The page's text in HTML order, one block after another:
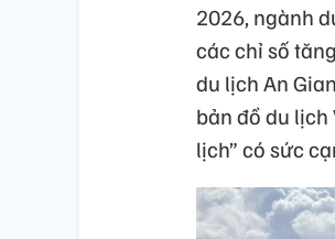
2026, ngành
các chỉ số
du lịch An
bản đồ du
lịch” có sức